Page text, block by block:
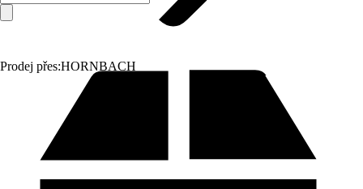
Prodej přes:HORNBACH